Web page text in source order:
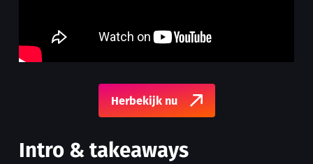
Herbekijk nu
Intro & takeaways